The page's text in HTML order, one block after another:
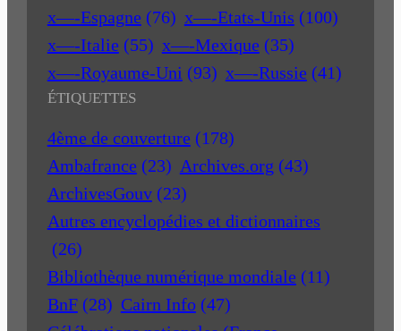
x—-Espagne (76) x—-Etats-Unis (100)
x—-Italie (55) x—-Mexique (35)
x—-Royaume-Uni (93) x—-Russie (41)
ÉTIQUETTES
4ème de couverture (178)
Ambafrance (23) Archives.org (43)
ArchivesGouv (23)
Autres encyclopédies et dictionnaires
(26)
Bibliothèque numérique mondiale (11)
BnF (28) Cairn Info (47)